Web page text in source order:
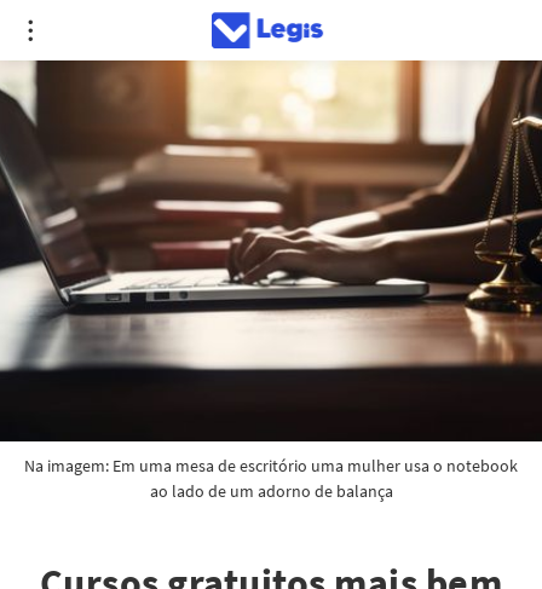
Na imagem: Em uma mesa de escritório uma mulher usa o notebook
ao lado de um adorno de balança